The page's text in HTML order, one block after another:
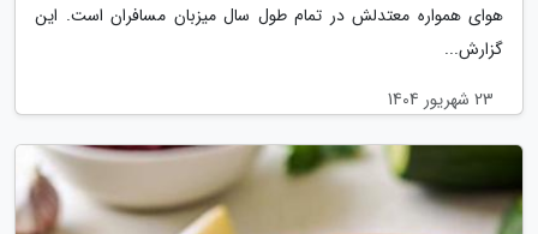
هوای همواره معتدلش در تمام طول سال میزبان مسافران است. این
گزارش...
23 شهریور 1404